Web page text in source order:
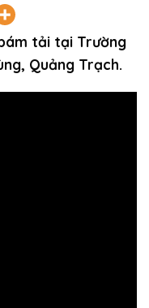
tải tại Trường
Quảng Trạch.